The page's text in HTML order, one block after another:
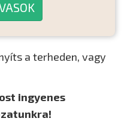
a terheden, vagy
ingyenes